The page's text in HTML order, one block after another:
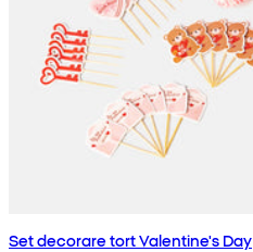
Set decorare tort Valentine's Day